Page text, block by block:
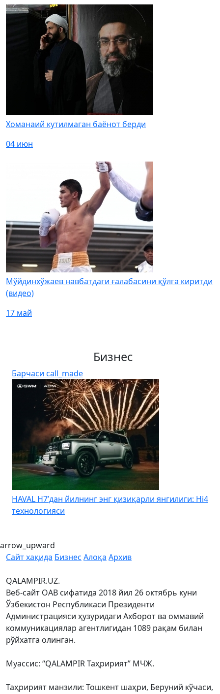
Хоманаий кутилмаган баёнот берди
04 июн
Мўйдинхўжаев навбатдаги ғалабасини қўлга киритди
(видео)
17 май
Бизнес
Барчаси call_made
HAVAL H7’дан йилнинг энг қизиқарли янгилиги: Hi4
технологияси
arrow_upward
Сайт хақида Бизнес Алоқа Архив
QALAMPIR.UZ.
Веб-сайт ОАВ сифатида 2018 йил 26 октябрь куни
Ўзбекистон Республикаси Президенти
Администрацияси ҳузуридаги Ахборот ва оммавий
коммуникациялар агентлигидан 1089 рақам билан
рўйхатга олинган.
Муассис: “QALAMPIR Таҳририят” МЧЖ.
Таҳририят манзили: Тошкент шаҳри, Беруний кўчаси,